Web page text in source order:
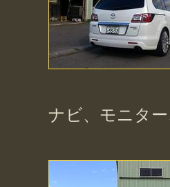
ナビ、モニタ